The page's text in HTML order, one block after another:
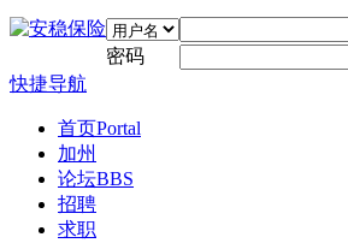
密码
快捷导航
首页Portal
加州
论坛BBS
招聘
求职